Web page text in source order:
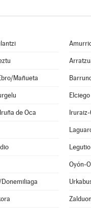
Mañueta
Elciego
de Oca
Legutio
Oyón-